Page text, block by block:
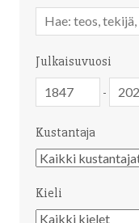
sanahaku
Julkaisuvuosi
-
Kustantaja
Kustantaja
Kieli
Kieli